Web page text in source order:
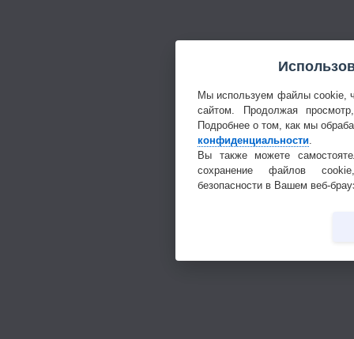
Мы используем файлы cookie,
сайтом. Продолжая
Подробнее о том, как мы
конфиденциальности
Вы также можете
сохранение файлов
безопасности в Вашем веб-